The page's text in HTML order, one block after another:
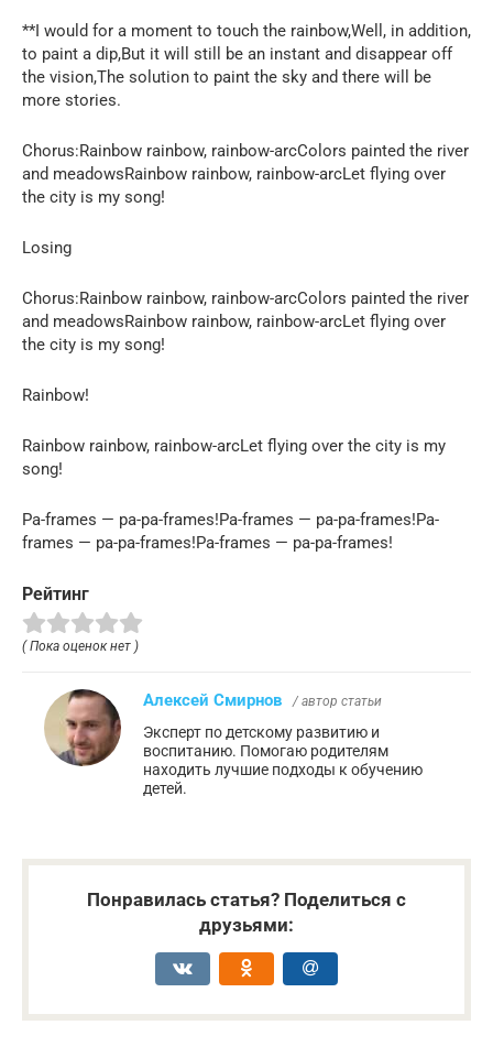
**I would for a moment to touch the rainbow,Well, in addition,
to paint a dip,But it will still be an instant and disappear off
the vision,The solution to paint the sky and there will be
more stories.
Chorus:Rainbow rainbow, rainbow-arcColors painted the river
and meadowsRainbow rainbow, rainbow-arcLet flying over
the city is my song!
Losing
Chorus:Rainbow rainbow, rainbow-arcColors painted the river
and meadowsRainbow rainbow, rainbow-arcLet flying over
the city is my song!
Rainbow!
Rainbow rainbow, rainbow-arcLet flying over the city is my
song!
Pa-frames — pa-pa-frames!Pa-frames — pa-pa-frames!Pa-
frames — pa-pa-frames!Pa-frames — pa-pa-frames!
Рейтинг
( Пока оценок нет )
Алексей Смирнов / автор статьи
Эксперт по детскому развитию и
воспитанию. Помогаю родителям
находить лучшие подходы к обучению
детей.
Понравилась статья? Поделиться с
друзьями: